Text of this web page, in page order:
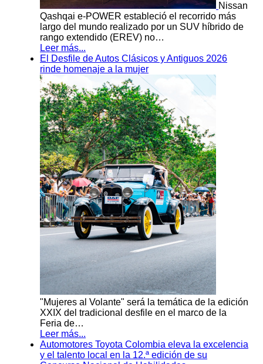
Nissan
Qashqai e-POWER estableció el recorrido más
largo del mundo realizado por un SUV híbrido de
rango extendido (EREV) no…
Leer más...
El Desfile de Autos Clásicos y Antiguos 2026
rinde homenaje a la mujer
"Mujeres al Volante" será la temática de la edición
XXIX del tradicional desfile en el marco de la
Feria de…
Leer más...
Automotores Toyota Colombia eleva la excelencia
y el talento local en la 12.ª edición de su